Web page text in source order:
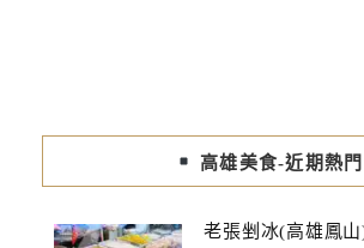
高雄美食-近期熱門
老張剉冰(高雄鳳